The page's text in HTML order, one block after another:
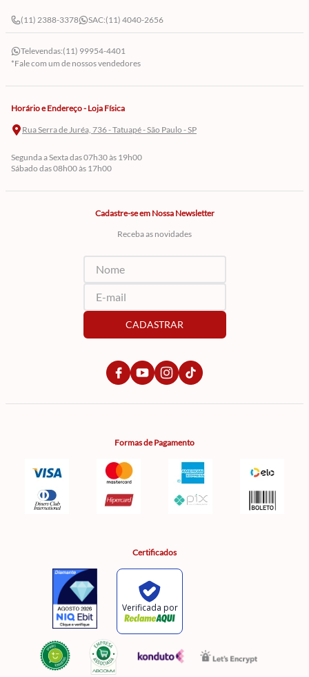
(11) 2388-3378 SAC:(11) 4040-2656
Televendas:(11) 99954-4401
*Fale com um de nossos vendedores
Horário e Endereço - Loja Física
Rua Serra de Juréa, 736 - Tatuapé - São Paulo - SP
Segunda a Sexta das 07h30 às 19h00
Sábado das 08h00 às 17h00
Cadastre-se em Nossa Newsletter
Receba as novidades
CADASTRAR
Formas de Pagamento
Certificados